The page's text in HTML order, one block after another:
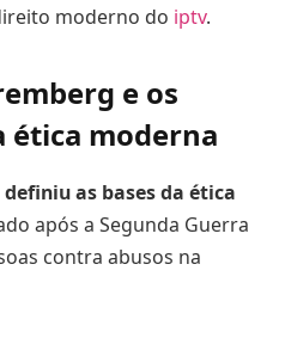
moderno do iptv.
e os
ética moderna
as bases da ética
após a Segunda Guerra
contra abusos na